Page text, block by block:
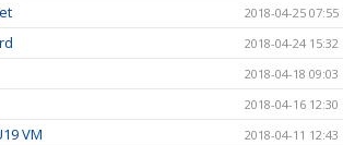
2018-04-25 07:55
2018-04-24 15:32
2018-04-18 09:03
2018-04-16 12:30
VM 2018-04-11 12:43